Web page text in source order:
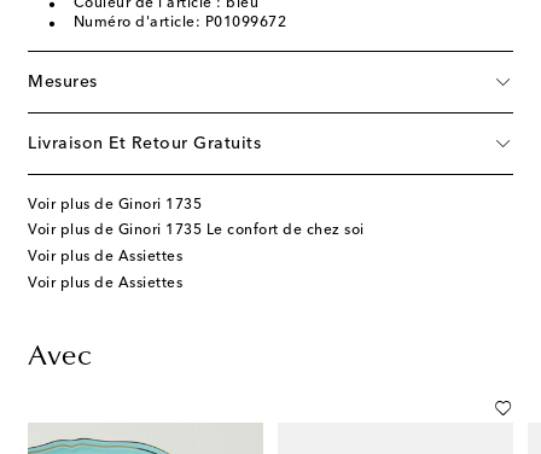
Couleur de l'article : bleu
Numéro d'article: P01099672
Mesures
Livraison Et Retour Gratuits
Voir plus de Ginori 1735
Voir plus de Ginori 1735 Le confort de chez soi
Voir plus de Assiettes
Voir plus de Assiettes
Avec